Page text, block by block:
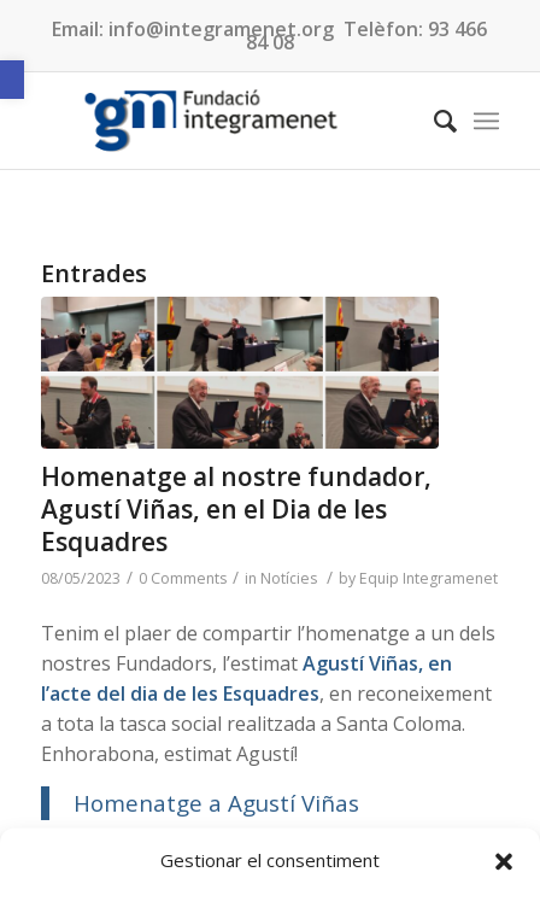
Obre la barra d'eines
Gestionar el consentiment
Email: info@integramenet.org Telèfon: 93 466
84 08
Entrades
Homenatge al nostre fundador,
Agustí Viñas, en el Dia de les
Esquadres
08/05/2023 / 0 Comments / in Notícies / by Equip Integramenet
Tenim el plaer de compartir l’homenatge a un dels
nostres Fundadors, l’estimatAgustí Viñas, en
l’acte del dia de les Esquadres, en reconeixement
a tota la tasca social realitzada a Santa Coloma.
Enhorabona, estimat Agustí!
Homenatge a Agustí Viñas